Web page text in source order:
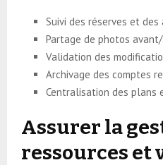
Suivi des réserves et des
Partage de photos
Validation des
Archivage des comptes
Centralisation des plans
Assurer la
ressources et